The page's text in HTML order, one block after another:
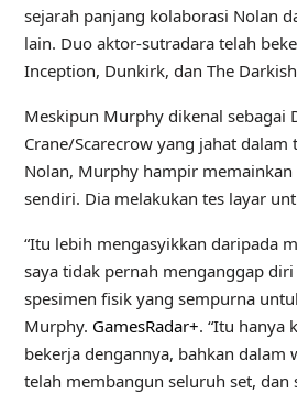
sejarah panjang kolaborasi Nolan
lain. Duo aktor-sutradara telah
Inception, Dunkirk, dan The
Meskipun Murphy dikenal sebagai
Crane/Scarecrow yang jahat
Nolan, Murphy hampir memainkan
sendiri. Dia melakukan tes layar
“Itu lebih mengasyikkan daripada
saya tidak pernah menganggap diri
spesimen fisik yang sempurna
Murphy. GamesRadar+. “Itu hanya
bekerja dengannya, bahkan dalam
telah membangun seluruh set, dan